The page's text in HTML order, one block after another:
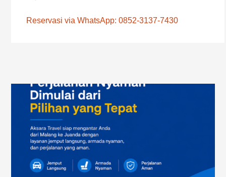
Reservasi via WhatsApp: 0852-3137-7430